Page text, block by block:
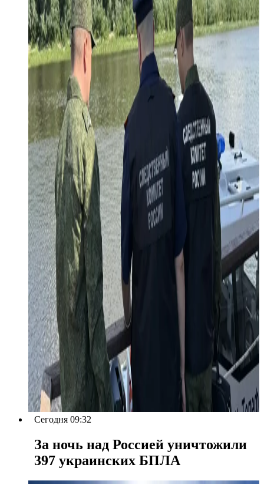
Сегодня 09:32
За ночь над Россией уничтожили
397 украинских БПЛА